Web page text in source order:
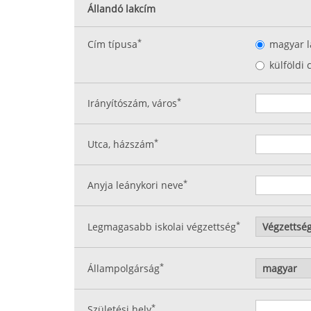
Állandó lakcím
Cím típusa*
magyar
külföldi
Irányítószám, város*
Utca, házszám*
Anyja leánykori neve*
Legmagasabb iskolai végzettség*
Állampolgárság*
*